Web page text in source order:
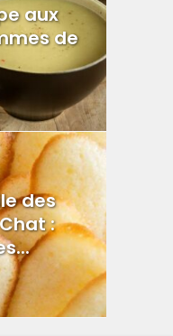
aux
de
des
: